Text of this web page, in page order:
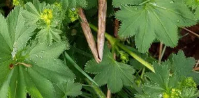
Uhr – Germering - Wald- / Albert-